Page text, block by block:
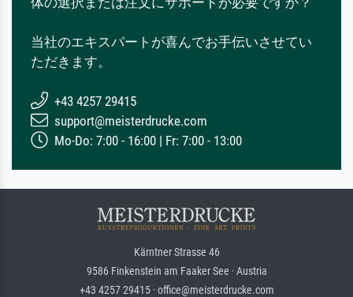
当社のエキスパートが喜んでお手伝いさせてい
ただきます。
+43 4257 29415
support@meisterdrucke.com
Mo-Do: 7:00 - 16:00 | Fr: 7:00 - 13:00
Kärntner Strasse 46
9586 Finkenstein am Faaker See · Austria
+43 4257 29415 · office@meisterdrucke.com